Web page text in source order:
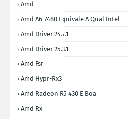
Amd
Amd A6-7480 Equivale A Qual Intel
Amd Driver 24.7.1
Amd Driver 25.3.1
Amd Fsr
Amd Hypr-Rx3
Amd Radeon R5 430 E Boa
Amd Rx